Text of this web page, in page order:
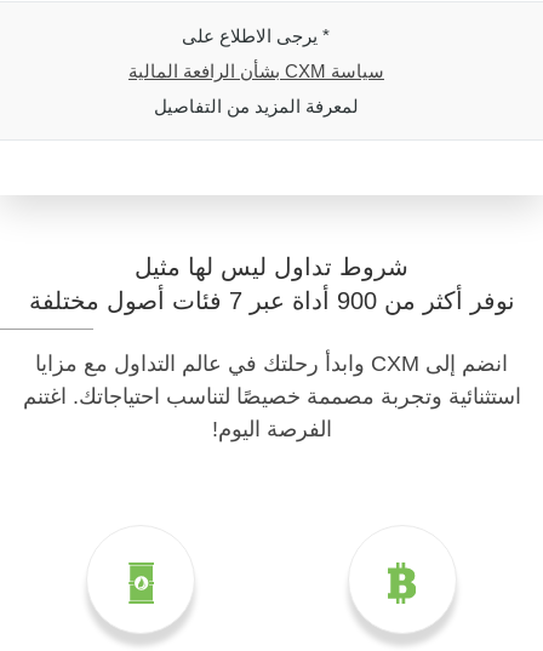
* يرجى الاطلاع على
سياسة CXM بشأن الرافعة المالية
لمعرفة المزيد من التفاصيل
شروط تداول ليس لها مثيل
نوفر أكثر من 900 أداة عبر 7 فئات أصول مختلفة
انضم إلى CXM وابدأ رحلتك في عالم التداول مع مزايا
استثنائية وتجربة مصممة خصيصًا لتناسب احتياجاتك. اغتنم
الفرصة اليوم!